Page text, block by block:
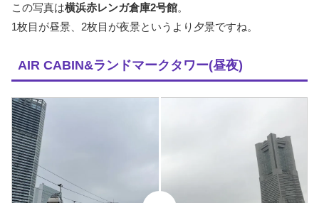
この写真は横浜赤レンガ倉庫2号館。
1枚目が昼景、2枚目が夜景というより夕景ですね。
AIR CABIN&ランドマークタワー(昼夜)